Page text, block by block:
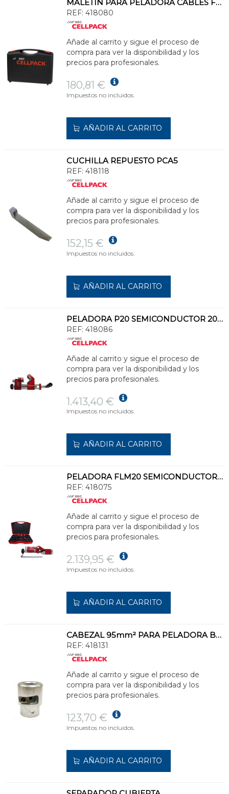
MALETÍN PARA PELADORA CABLES FLM20
REF: 418080
Añade al carrito y sigue el proceso de
compra para ver la disponibilidad y los
precios para profesionales.
180,81 €
Impuestos no incluidos.
AÑADIR AL CARRITO
CUCHILLA REPUESTO PCA5
REF: 418118
Añade al carrito y sigue el proceso de
compra para ver la disponibilidad y los
precios para profesionales.
152,15 €
Impuestos no incluidos.
AÑADIR AL CARRITO
PELADORA P20 SEMICONDUCTOR 20/30kV
REF: 418086
Añade al carrito y sigue el proceso de
compra para ver la disponibilidad y los
precios para profesionales.
1.413,40 €
Impuestos no incluidos.
AÑADIR AL CARRITO
PELADORA FLM20 SEMICONDUCTOR Y AISLANTE 20/30kV
REF: 418075
Añade al carrito y sigue el proceso de
compra para ver la disponibilidad y los
precios para profesionales.
2.139,95 €
Impuestos no incluidos.
AÑADIR AL CARRITO
CABEZAL 95mm² PARA PELADORA BAJA TENSIÓN
REF: 418131
Añade al carrito y sigue el proceso de
compra para ver la disponibilidad y los
precios para profesionales.
123,70 €
Impuestos no incluidos.
AÑADIR AL CARRITO